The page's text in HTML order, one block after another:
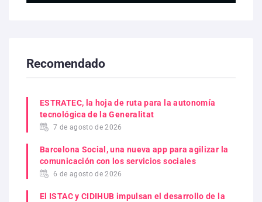
Recomendado
ESTRATEC, la hoja de ruta para la autonomía
tecnológica de la Generalitat
7 de agosto de 2026
Barcelona Social, una nueva app para agilizar la
comunicación con los servicios sociales
6 de agosto de 2026
El ISTAC y CIDIHUB impulsan el desarrollo de la